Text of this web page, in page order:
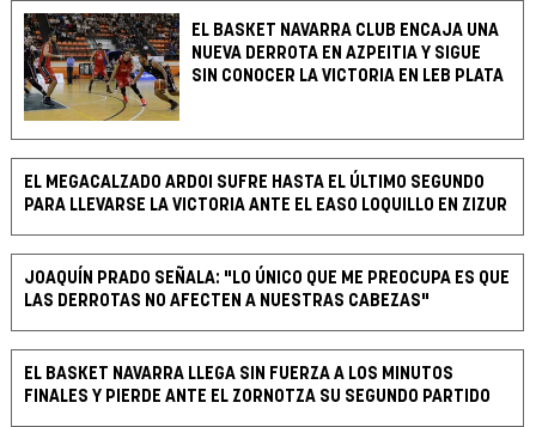
EL BASKET NAVARRA CLUB ENCAJA UNA
NUEVA DERROTA EN AZPEITIA Y SIGUE
SIN CONOCER LA VICTORIA EN LEB PLATA
EL MEGACALZADO ARDOI SUFRE HASTA EL ÚLTIMO SEGUNDO
PARA LLEVARSE LA VICTORIA ANTE EL EASO LOQUILLO EN ZIZUR
JOAQUÍN PRADO SEÑALA: "LO ÚNICO QUE ME PREOCUPA ES QUE
LAS DERROTAS NO AFECTEN A NUESTRAS CABEZAS"
EL BASKET NAVARRA LLEGA SIN FUERZA A LOS MINUTOS
FINALES Y PIERDE ANTE EL ZORNOTZA SU SEGUNDO PARTIDO